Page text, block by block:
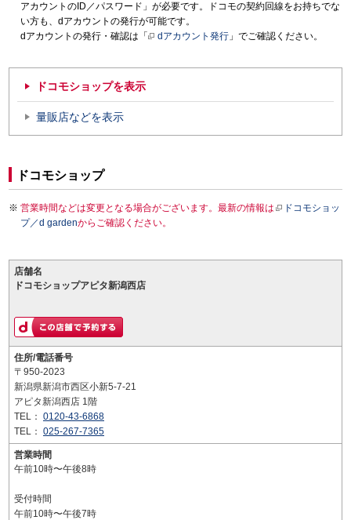
アカウントのID／パスワード」が必要です。ドコモの契約回線をお持ちでな
い方も、dアカウントの発行が可能です。
dアカウントの発行・確認は「
dアカウント発行 」でご確認ください。
ドコモショップを表示
量販店などを表示
ドコモショップ
営業時間などは変更となる場合がございます。最新の情報は
ドコモショッ
プ／d gardenからご確認ください。
店舗名
ドコモショップアピタ新潟西店
住所/電話番号
〒950-2023
新潟県新潟市西区小新5-7-21
アピタ新潟西店 1階
TEL： 0120-43-6868
TEL： 025-267-7365
営業時間
午前10時〜午後8時
受付時間
午前10時〜午後7時